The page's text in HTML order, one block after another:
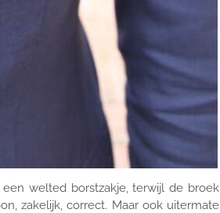
welted borstzakje, terwijl de broek
zakelijk, correct. Maar ook uitermate